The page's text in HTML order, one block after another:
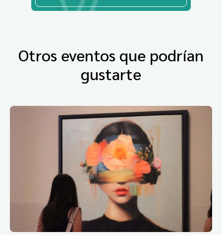
Otros eventos que podrían
gustarte